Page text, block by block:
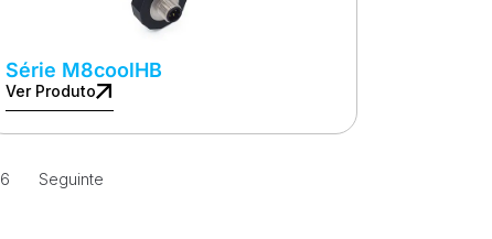
Série M8coolHB
Ver Produto
6 Seguinte